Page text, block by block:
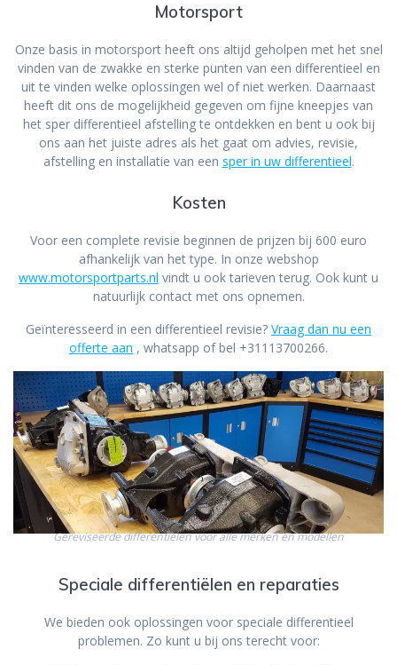
Motorsport
Onze basis in motorsport heeft ons altijd geholpen met het snel
vinden van de zwakke en sterke punten van een differentieel en
uit te vinden welke oplossingen wel of niet werken. Daarnaast
heeft dit ons de mogelijkheid gegeven om fijne kneepjes van
het sper differentieel afstelling te ontdekken en bent u ook bij
ons aan het juiste adres als het gaat om advies, revisie,
afstelling en installatie van een sper in uw differentieel.
Kosten
Voor een complete revisie beginnen de prijzen bij 600 euro
afhankelijk van het type. In onze webshop
www.motorsportparts.nl vindt u ook tarieven terug. Ook kunt u
natuurlijk contact met ons opnemen.
Geïnteresseerd in een differentieel revisie? Vraag dan nu een
offerte aan , whatsapp of bel +31113700266.
Gereviseerde differentiëlen voor alle merken en modellen
Speciale differentiëlen en reparaties
We bieden ook oplossingen voor speciale differentieel
problemen. Zo kunt u bij ons terecht voor: